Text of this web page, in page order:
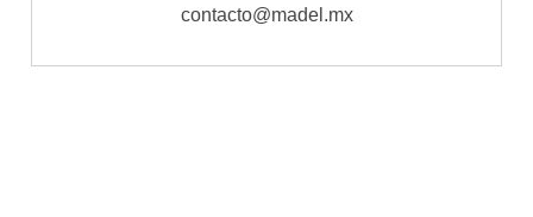
contacto@madel.mx